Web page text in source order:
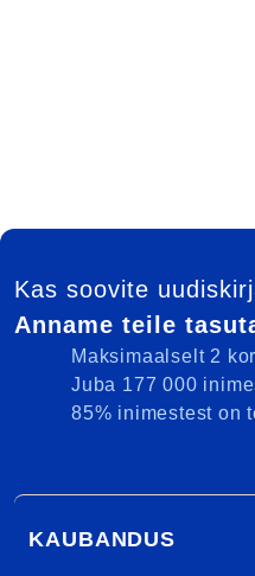
FOOTER
Kas soovite
Anname teile
Maksimaalselt 2
Juba 177 000
85% inimestest on
KAUBANDUS